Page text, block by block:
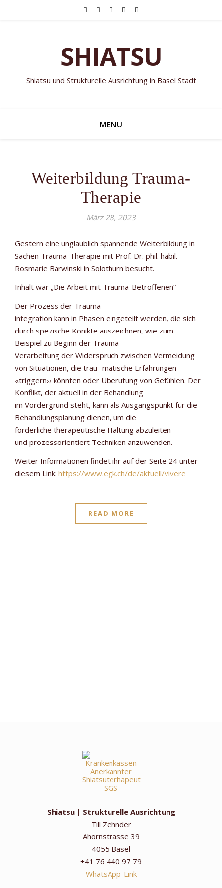
SHIATSU
Shiatsu und Strukturelle Ausrichtung in Basel Stadt
MENU
Weiterbildung Trauma-
Therapie
März 28, 2023
Gestern eine unglaublich spannende Weiterbildung in
Sachen Trauma-Therapie mit Prof. Dr. phil. habil.
Rosmarie Barwinski in Solothurn besucht.
Inhalt war „Die Arbeit mit Trauma-Betroffenen“
Der Prozess der Trauma-
integration kann in Phasen eingeteilt werden, die sich
durch spezische Konikte auszeichnen, wie zum
Beispiel zu Beginn der Trauma-
Verarbeitung der Widerspruch zwischen Vermeidung
von Situationen, die trau- matische Erfahrungen
«triggern›› könnten oder Überutung von Gefühlen. Der
Konflikt, der aktuell in der Behandlung
im Vordergrund steht, kann als Ausgangspunkt für die
Behandlungsplanung dienen, um die
förderliche therapeutische Haltung abzuleiten
und prozessorientiert Techniken anzuwenden.
Weiter Informationen findet ihr auf der Seite 24 unter
diesem Link: https://www.egk.ch/de/aktuell/vivere
READ MORE
Shiatsu | Strukturelle Ausrichtung
Till Zehnder
Ahornstrasse 39
4055 Basel
+41 76 440 97 79
WhatsApp-Link